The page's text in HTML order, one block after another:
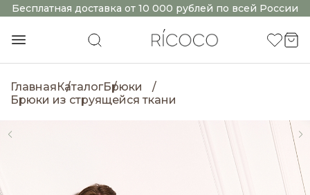
Бесплатная доставка от 10 000 рублей по всей России
ГлавнаяКаталогБрюки
Брюки из струящейся ткани